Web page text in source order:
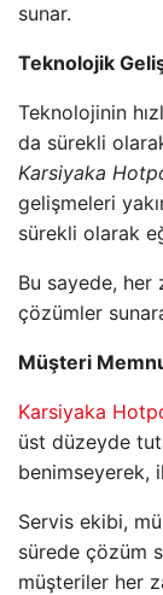
sunar.
Teknolojik
Teknolojinin
da sürekli
Karsiyaka
gelişmeleri
sürekli olarak
Bu sayede,
çözümler
Müşteri
Karsiyaka
üst düzeyde
benimseyerek,
Servis ekibi,
sürede çözüm
müşteriler her